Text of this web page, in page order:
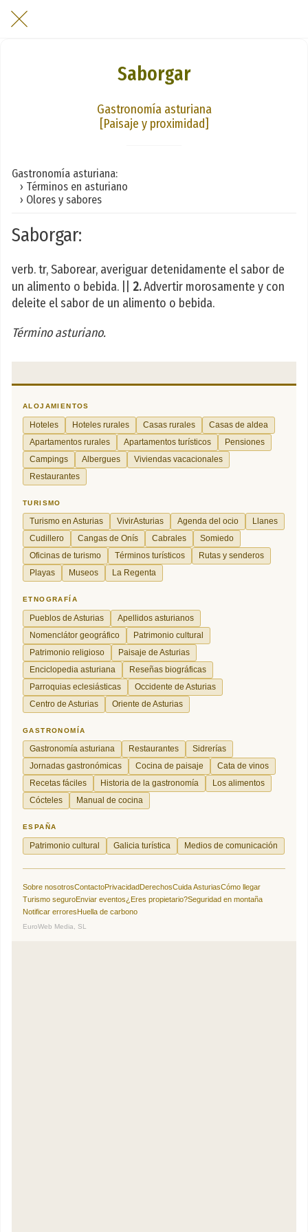
Saborgar
Gastronomía asturiana
[Paisaje y proximidad]
Gastronomía asturiana:
› Términos en asturiano
› Olores y sabores
Saborgar:
verb. tr, Saborear, averiguar detenidamente el sabor de
un alimento o bebida. || 2.Advertir morosamente y con
deleite el sabor de un alimento o bebida.
Término asturiano.